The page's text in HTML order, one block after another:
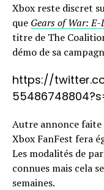
Xbox reste discret
que Gears of War: E-
titre de The
démo de sa
https://
Autre annonce
Xbox FanFest fera
Les modalités de
connues mais cela
semaines.